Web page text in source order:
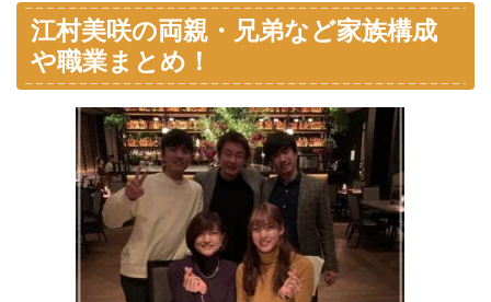
江村美咲の両親・兄弟など家族構成
や職業まとめ！